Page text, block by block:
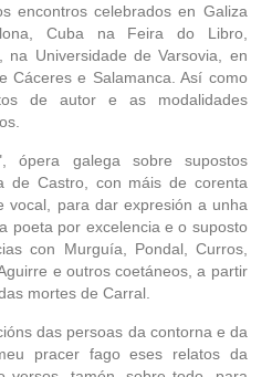
encontros celebrados en Galiza
Cuba na Feira do Libro,
na Universidade de Varsovia, en
Cáceres e Salamanca. Así como
de autor e as modalidades
ópera galega sobre supostos
de Castro, con máis de corenta
vocal, para dar expresión a unha
poeta por excelencia e o suposto
con Murguía, Pondal, Curros,
e outros coetáneos, a partir
mortes de Carral.
das persoas da contorna e da
pracer fago eses relatos da